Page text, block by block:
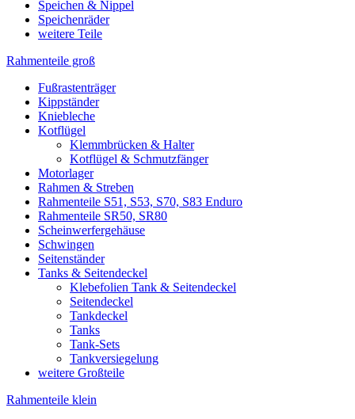
Speichen & Nippel
Speichenräder
weitere Teile
Rahmenteile groß
Fußrastenträger
Kippständer
Kniebleche
Kotflügel
Klemmbrücken & Halter
Kotflügel & Schmutzfänger
Motorlager
Rahmen & Streben
Rahmenteile S51, S53, S70, S83 Enduro
Rahmenteile SR50, SR80
Scheinwerfergehäuse
Schwingen
Seitenständer
Tanks & Seitendeckel
Klebefolien Tank & Seitendeckel
Seitendeckel
Tankdeckel
Tanks
Tank-Sets
Tankversiegelung
weitere Großteile
Rahmenteile klein